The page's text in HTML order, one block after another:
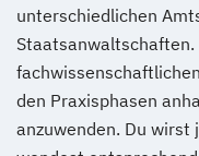
unterschiedlichen
den Praxisphasen
anzuwenden. Du wirst